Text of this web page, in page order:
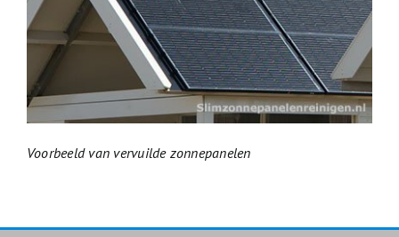
Voorbeeld van vervuilde zonnepanelen